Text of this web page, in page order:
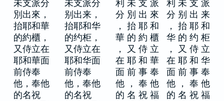
未支派分
別出來，
抬耶和華
的約櫃，
又侍立在
耶和華面
前侍奉
他，奉他
的名祝
未支派分
别出来，
抬耶和华
的约柜，
又侍立在
耶和华面
前侍奉
他，奉他
的名祝
利 未 支 派
分 別 出 來
， 抬 耶 和
華 的 約 櫃
， 又 侍 立
在 耶 和 華
面 前 事 奉
他 ， 奉 他
的 名 祝 福
利 未 支 派
分 别 出 来
， 抬 耶 和
华 的 约 柜
， 又 侍 立
在 耶 和 华
面 前 事 奉
他 ， 奉 他
的 名 祝 福